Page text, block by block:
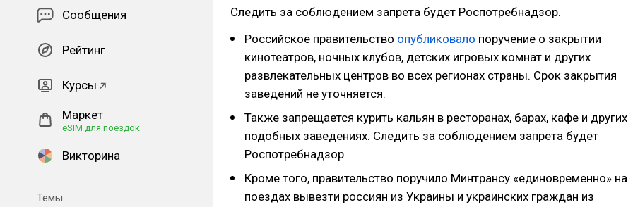
Сообщения
Рейтинг
Курсы
Маркет
eSIM для поездок
Викторина
Темы
Следить за соблюдением запрета будет Роспотребнадзор.
Российское правительство опубликовало поручение о закрытии
кинотеатров, ночных клубов, детских игровых комнат и других
развлекательных центров во всех регионах страны. Срок закрытия
заведений не уточняется.
Также запрещается курить кальян в ресторанах, барах, кафе и других
подобных заведениях. Следить за соблюдением запрета будет
Роспотребнадзор.
Кроме того, правительство поручило Минтрансу «единовременно» на
поездах вывезти россиян из Украины и украинских граждан из